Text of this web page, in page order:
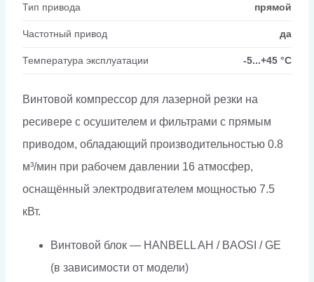
Тип привода прямой
Частотный привод да
Температура эксплуатации -5...+45 °C
Винтовой компрессор для лазерной резки на
ресивере с осушителем и фильтрами с прямым
приводом, обладающий производительностью 0.8
м³/мин при рабочем давлении 16 атмосфер,
оснащённый электродвигателем мощностью 7.5
кВт.
Винтовой блок — HANBELL AH / BAOSI / GE
(в зависимости от модели)